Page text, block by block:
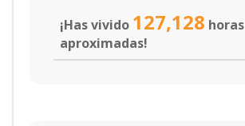
¡Has vivido 127,128 horas
aproximadas!